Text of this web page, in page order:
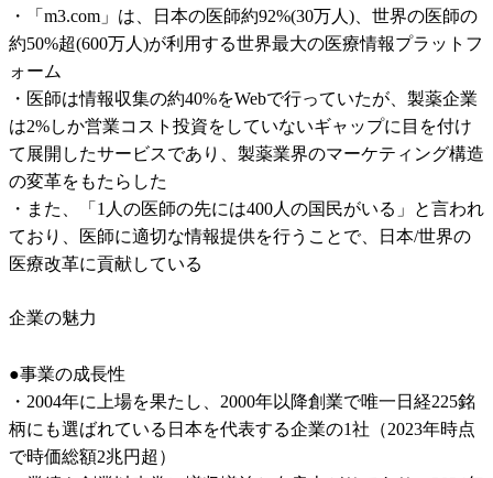
・「m3.com」は、日本の医師約92%(30万人)、世界の医師の
約50%超(600万人)が利用する世界最大の医療情報プラットフ
ォーム
・医師は情報収集の約40%をWebで行っていたが、製薬企業
は2%しか営業コスト投資をしていないギャップに目を付け
て展開したサービスであり、製薬業界のマーケティング構造
の変革をもたらした
・また、「1人の医師の先には400人の国民がいる」と言われ
ており、医師に適切な情報提供を行うことで、日本/世界の
医療改革に貢献している
企業の魅力
●事業の成長性
・2004年に上場を果たし、2000年以降創業で唯一日経225銘
柄にも選ばれている日本を代表する企業の1社（2023年時点
で時価総額2兆円超）